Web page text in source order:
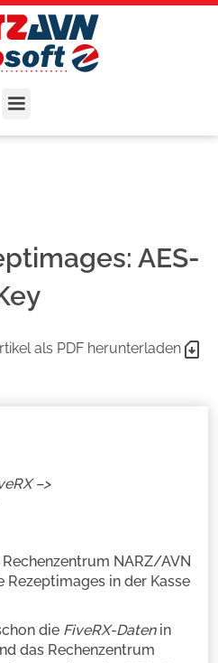
AES-
als PDF herunterladen
–>
NARZ/AVN
Rezeptimages in der Kasse
die FiveRX-Datenin
das Rechenzentrum